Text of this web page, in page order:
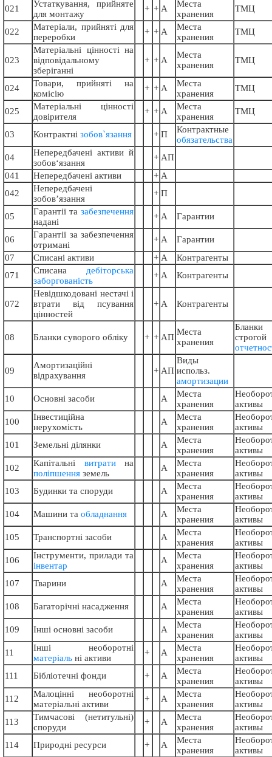
021
Устаткування, прийняте
для монтажу
+ + А
Места
хранения
ТМЦ
022
Матеріали, прийняті для
переробки
+ + А
Места
хранения
ТМЦ
023
Матеріальні цінності на
відповідальному
зберіганні
+ + А
Места
хранения
ТМЦ
024
Товари, прийняті на
комісію
+ + А
Места
хранения
ТМЦ
025
Матеріальні цінності
довірителя
+ + А
Места
хранения
ТМЦ
03 Контрактні зобов`язання + П
Контрактные
обязательства
04
Непередбачені активи й
зобов‘язання
+ АП
041
Непередбачені активи + А
042
Непередбачені
зобов’язання
+ П
05 Гарантії та забезпечення
надані
+ А Гарантии
06
Гарантії за забезпечення
отримані
+ А
Гарантии
07
Списані активи + А
Контрагенты
071
Списана дебіторська
заборгованість
+ А Контрагенты
072
Невідшкодовані нестачі і
втрати від псування
цінностей
+ А Контрагенты
08 Бланки суворого обліку + + АП
Места
хранения
Бланки
строгой
09
Амортизаційні
відрахування
+ АП
Виды
использ.
амортизации
10
Основні засоби А
Места
хранения
активы
100
Інвестиційна
нерухомість
А
Места
хранения
активы
101
Земельні ділянки А
Места
хранения
активы
102
Капітальні витратина
поліпшення земель
А
Места
хранения
активы
103
Будинки та споруди А
Места
хранения
активы
104
Машини та обладнання А
Места
хранения
активы
105
Транспортні засоби А
Места
хранения
активы
106
Інструменти, прилади та
інвентар
А
Места
хранения
активы
107
Тварини А
Места
хранения
активы
108
Багаторічні насадження А
Места
хранения
активы
109
Інші основні засоби А
Места
хранения
активы
11
Інші необоротні
матеріаль ні активи
+ А
Места
хранения
активы
111
Бібліотечні фонди + А
Места
хранения
активы
112
Малоцінні необоротні
матеріальні активи
+ А
Места
хранения
активы
113
Тимчасові (нетитульні)
споруди
+ А
Места
хранения
активы
114
Природні ресурси + А
Места
хранения
активы